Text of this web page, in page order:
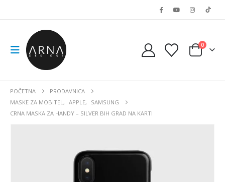
0
POČETNA
PRODAVNICA
MASKE ZA MOBITEL, APPLE,
SAMSUNG
CRNA MASKA ZA HANDY – SILVER BIH GRAD NA KARTI